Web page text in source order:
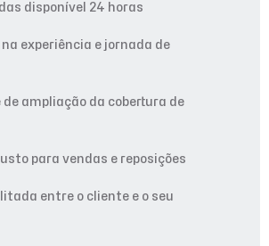
disponível 24 horas
experiência e jornada de
de ampliação da cobertura de
para vendas e reposições
entre o cliente e o seu